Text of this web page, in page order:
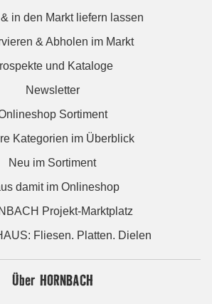
in den Markt liefern lassen
& Abholen im Markt
und Kataloge
Newsletter
Sortiment
Kategorien im Überblick
Neu im Sortiment
damit im Onlineshop
Projekt-Marktplatz
Fliesen. Platten. Dielen
Über HORNBACH